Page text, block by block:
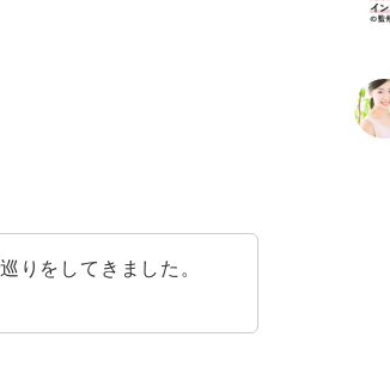
りをしてきました。